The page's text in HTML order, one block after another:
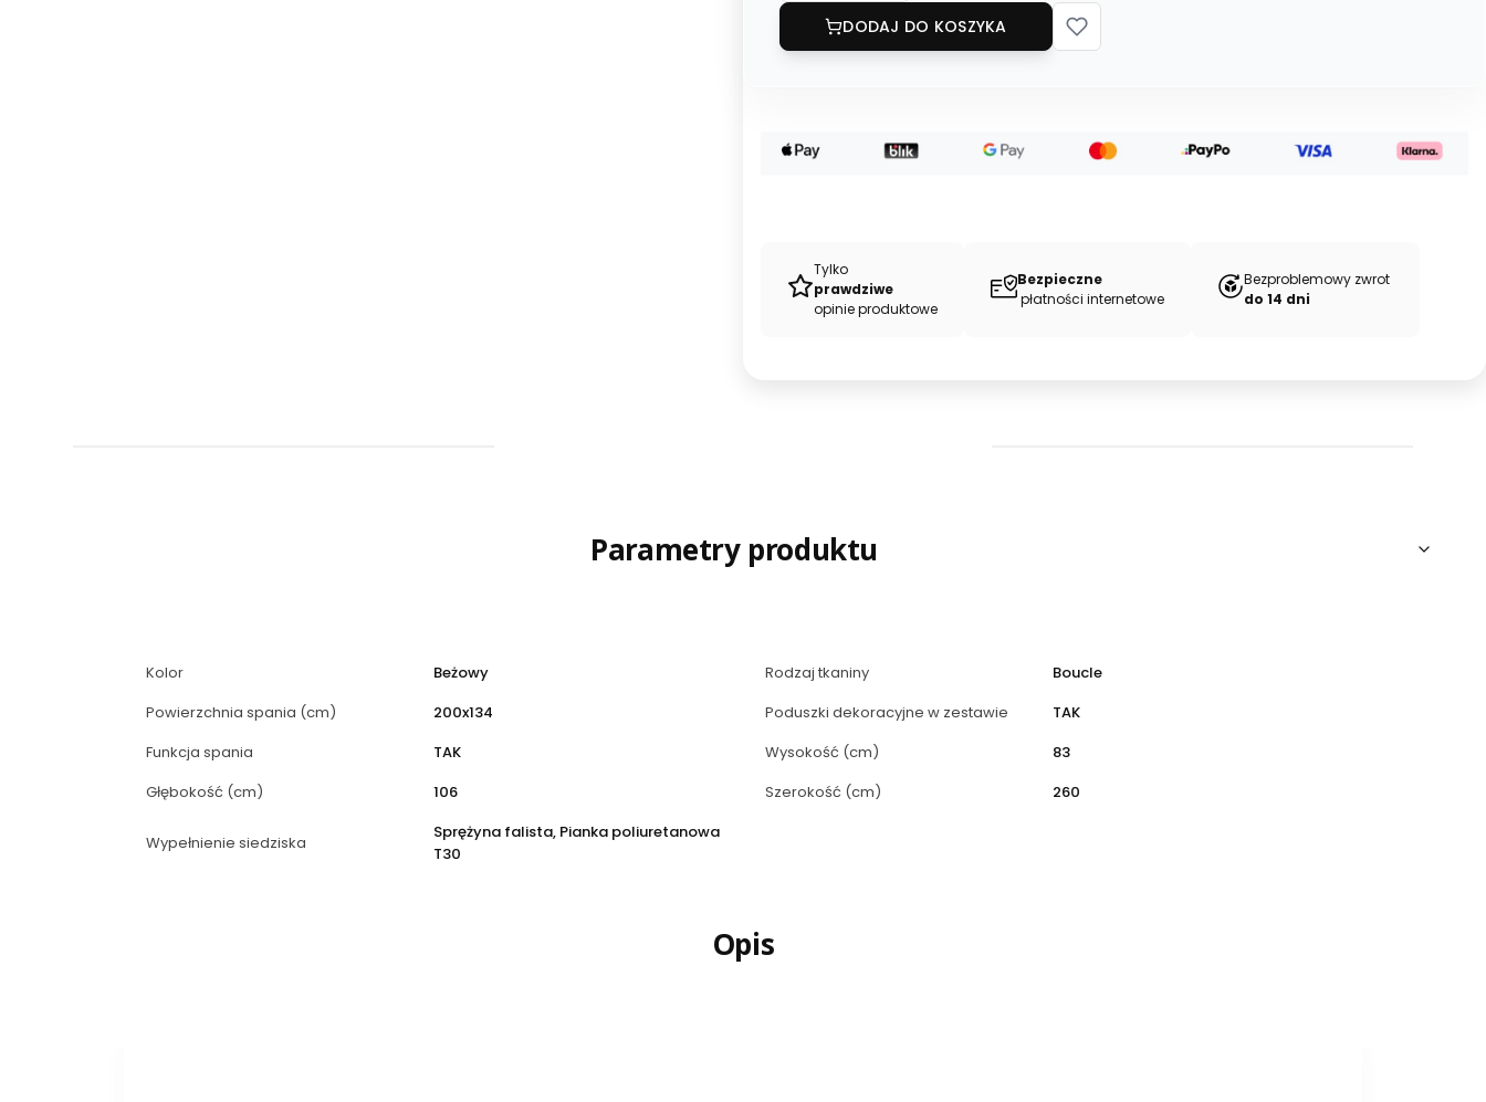
DODAJ DO KOSZYKA
Tylko
prawdziwe
opinie produktowe
Bezpieczne
płatności internetowe
Bezproblemowy zwrot
do 14 dni
Parametry produktu
Kolor Beżowy Rodzaj tkaniny
Boucle
Powierzchnia spania (cm)
200x134 Poduszki dekoracyjne w zestawie
TAK
Funkcja spania
TAK Wysokość (cm)
83
Głębokość (cm)
106 Szerokość (cm) 260
Wypełnienie siedziska
Sprężyna falista, Pianka poliuretanowa
T30
Opis